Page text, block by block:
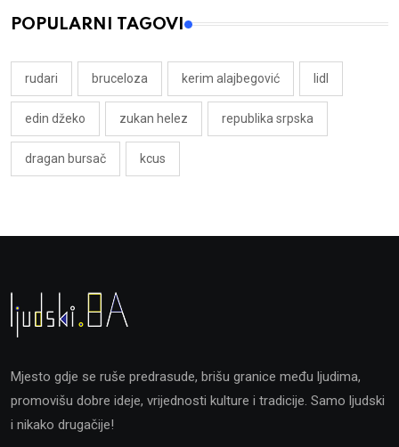
POPULARNI TAGOVI
rudari bruceloza kerim alajbegović lidl
edin džeko zukan helez republika srpska
dragan bursač kcus
Mjesto gdje se ruše predrasude, brišu granice među ljudima,
promovišu dobre ideje, vrijednosti kulture i tradicije. Samo ljudski
i nikako drugačije!